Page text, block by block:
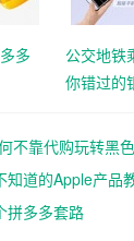
多
公交地铁
你错过的
不靠代购玩转黑
知道的Apple产品
拼多多套路